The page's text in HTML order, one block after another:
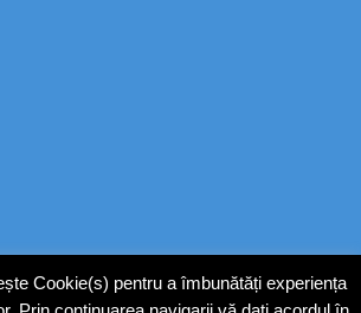
Cookie(s) pentru a îmbunătăți experiența